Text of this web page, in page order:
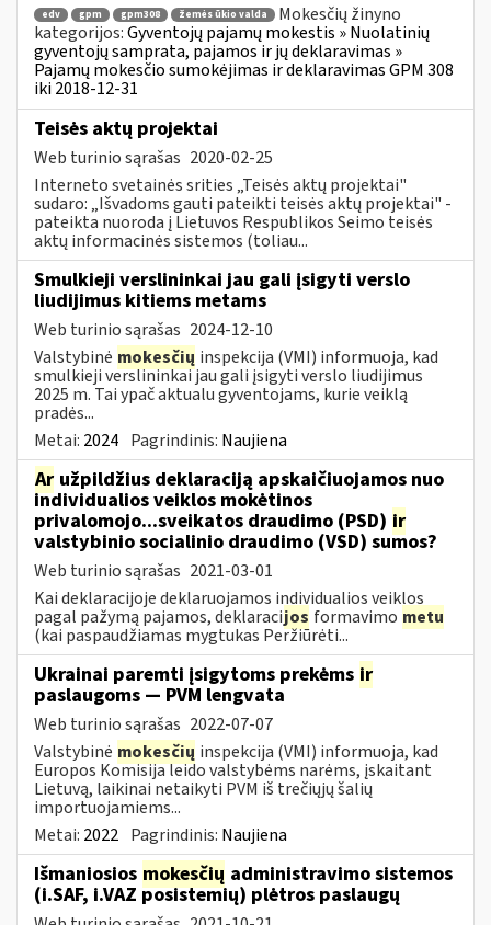
edv gpm gpm308 žemės ūkio valda
Mokesčių žinyno
kategorijos:Gyventojų pajamų mokestis » Nuolatinių
gyventojų samprata, pajamos ir jų deklaravimas »
Pajamų mokesčio sumokėjimas ir deklaravimas GPM 308
iki 2018-12-31
Teisės aktų projektai
Web turinio sąrašas 2020-02-25
Interneto svetainės srities „Teisės aktų projektai"
sudaro: „Išvadoms gauti pateikti teisės aktų projektai" -
pateikta nuoroda į Lietuvos Respublikos Seimo teisės
aktų informacinės sistemos (toliau...
Smulkieji verslininkai jau gali įsigyti verslo
liudijimus kitiems metams
Web turinio sąrašas 2024-12-10
Valstybinė mokesčių inspekcija (VMI) informuoja, kad
smulkieji verslininkai jau gali įsigyti verslo liudijimus
2025 m. Tai ypač aktualu gyventojams, kurie veiklą
pradės...
Metai: 2024 Pagrindinis: Naujiena
Ar užpildžius deklaraciją apskaičiuojamos nuo
individualios veiklos mokėtinos
privalomojo...sveikatos draudimo (PSD) ir
valstybinio socialinio draudimo (VSD) sumos?
Web turinio sąrašas 2021-03-01
Kai deklaracijoje deklaruojamos individualios veiklos
pagal pažymą pajamos, deklaracijos formavimo metu
(kai paspaudžiamas mygtukas Peržiūrėti...
Ukrainai paremti įsigytoms prekėms ir
paslaugoms — PVM lengvata
Web turinio sąrašas 2022-07-07
Valstybinė mokesčių inspekcija (VMI) informuoja, kad
Europos Komisija leido valstybėms narėms, įskaitant
Lietuvą, laikinai netaikyti PVM iš trečiųjų šalių
importuojamiems...
Metai: 2022 Pagrindinis: Naujiena
Išmaniosios mokesčių administravimo sistemos
(i.SAF, i.VAZ posistemių) plėtros paslaugų